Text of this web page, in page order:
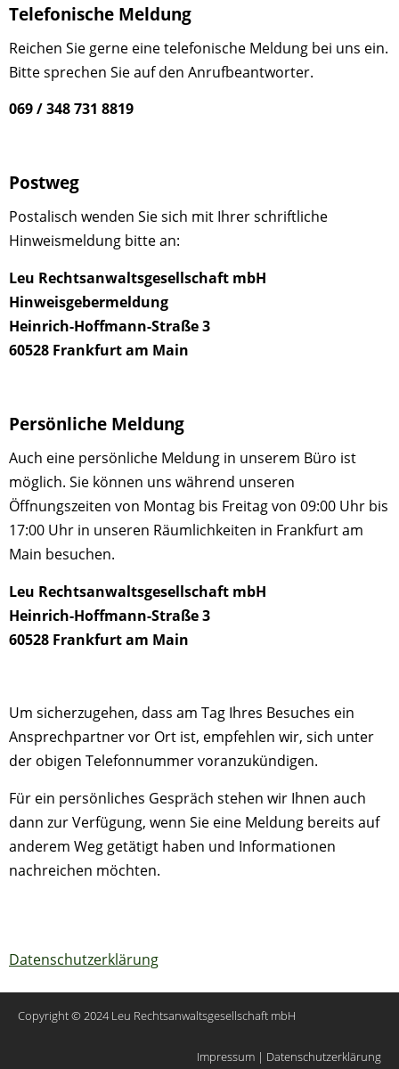
Telefonische Meldung
Reichen Sie gerne eine telefonische Meldung bei uns ein.
Bitte sprechen Sie auf den Anrufbeantworter.
069 / 348 731 8819
Postweg
Postalisch wenden Sie sich mit Ihrer schriftliche
Hinweismeldung bitte an:
Leu Rechtsanwaltsgesellschaft mbH
Hinweisgebermeldung
Heinrich-Hoffmann-Straße 3
60528 Frankfurt am Main
Persönliche Meldung
Auch eine persönliche Meldung in unserem Büro ist
möglich. Sie können uns während unseren
Öffnungszeiten von Montag bis Freitag von 09:00 Uhr bis
17:00 Uhr in unseren Räumlichkeiten in Frankfurt am
Main besuchen.
Leu Rechtsanwaltsgesellschaft mbH
Heinrich-Hoffmann-Straße 3
60528 Frankfurt am Main
Um sicherzugehen, dass am Tag Ihres Besuches ein
Ansprechpartner vor Ort ist, empfehlen wir, sich unter
der obigen Telefonnummer voranzukündigen.
Für ein persönliches Gespräch stehen wir Ihnen auch
dann zur Verfügung, wenn Sie eine Meldung bereits auf
anderem Weg getätigt haben und Informationen
nachreichen möchten.
Datenschutzerklärung
Copyright © 2024Leu Rechtsanwaltsgesellschaft mbH
Impressum | Datenschutzerklärung